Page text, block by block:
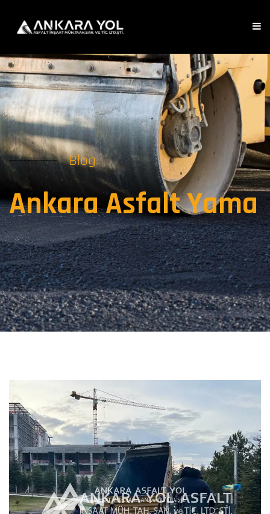
Blog
Ankara Asfalt Yama